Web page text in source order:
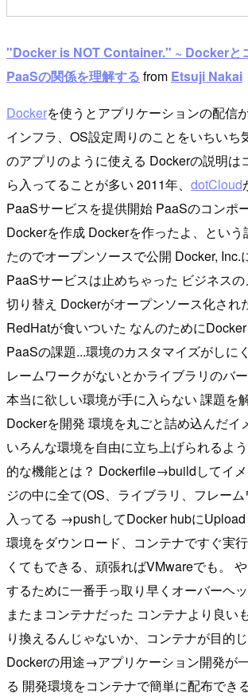
"Docker is NOT Container." ~ Dockerと
PaaSの関係を理解する from Etsuji Nakai
Dockerを使うとアプリケーションの配信
インフラ、OS設定周りのことをいちいち
のアプリのように使える Dockerの説明は
ら入ってることが多い 2011年、 dotCloud
PaaSサービスを提供開始 PaaSのコンポ
Dockerを作成 Dockerを作ったよ、という
たのでオープンソースで公開 Docker, Inc.
PaaSサービスは止めちゃった ビジネス
切り替え Dockerがオープンソース化され
RedHatが食いついた なんのために
PaaSの課題...環境のカスタマイズがしに
レームワークがないとかライブラリのバ
本当に欲しい環境が手に入らない 課題を
Dockerを開発 環境を丸ごと詰め込んだイ
いろんな環境を自由に立ち上げられるよ
的な機能とは？ Dockerfile→buildしてイ
ジの中に全て(OS、ライブラリ、フレー
入ってる →pushしてDocker hubに
環境をダウンロード、コンテナですぐ実
くてもできる、頑張ればVMwareでも。
するために一番手っ取り早くオーバーヘ
またまコンテナだった コンテナより良い
り換えるんじゃないか、コンテナが目的
Dockerの用途→アプリケーション開発が
る 開発環境をコンテナで簡単に配布でき